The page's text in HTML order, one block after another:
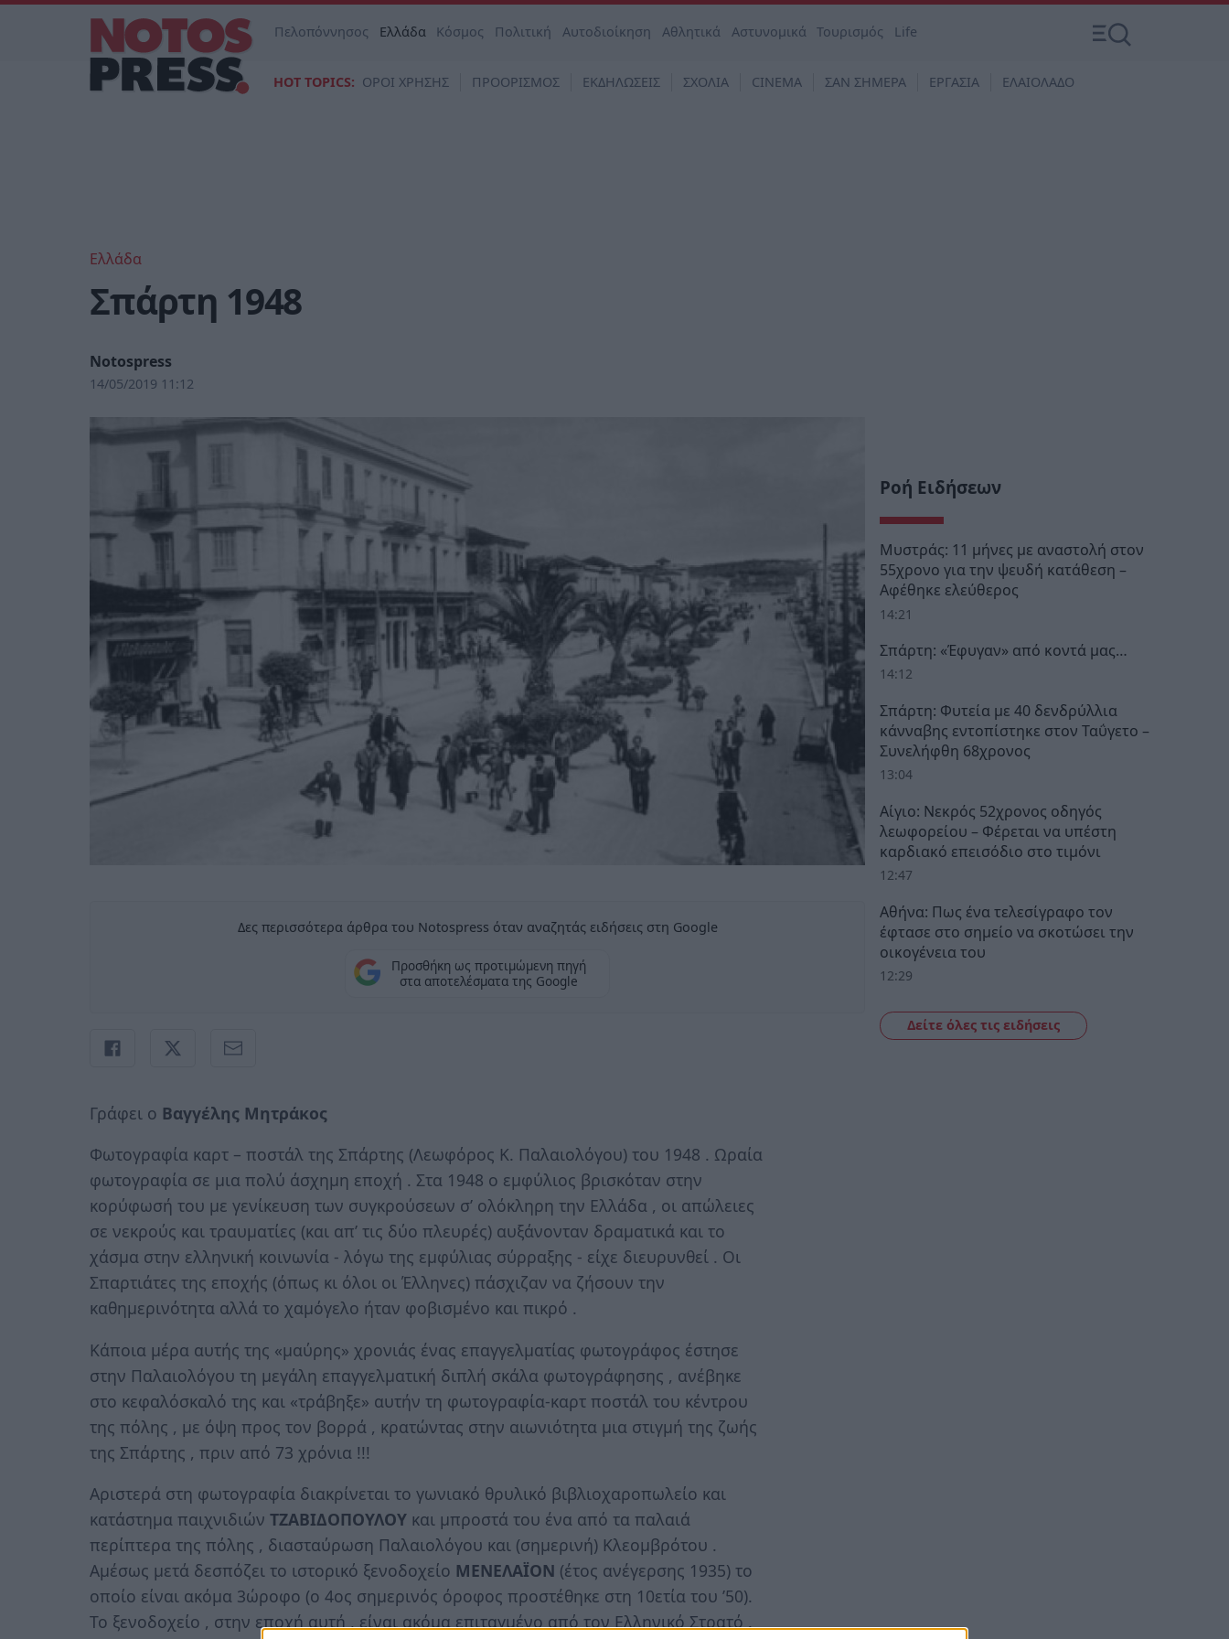
Πελοπόννησος Ελλάδα Κόσμος Πολιτική Αυτοδιοίκηση Αθλητικά Αστυνομικά Τουρισμός Life
HOT TOPICS: ΟΡΟΙ ΧΡΗΣΗΣ ΠΡΟΟΡΙΣΜΟΣ ΕΚΔΗΛΩΣΕΙΣ ΣΧΟΛΙΑ CINEMA ΣΑΝ ΣΗΜΕΡΑ ΕΡΓΑΣΙΑ ΕΛΑΙΟΛΑΔΟ
Ελλάδα
Σπάρτη 1948
Notospress
14/05/2019 11:12
Δες περισσότερα άρθρα του Notospress όταν αναζητάς ειδήσεις στη Google
Προσθήκη ως προτιμώμενη πηγή
στα αποτελέσματα της Google
Γράφει ο Βαγγέλης Μητράκος
Φωτογραφία καρτ – ποστάλ της Σπάρτης (Λεωφόρος Κ. Παλαιολόγου) του 1948 . Ωραία
φωτογραφία σε μια πολύ άσχημη εποχή . Στα 1948 ο εμφύλιος βρισκόταν στην
κορύφωσή του με γενίκευση των συγκρούσεων σ’ ολόκληρη την Ελλάδα , οι απώλειες
σε νεκρούς και τραυματίες (και απ’ τις δύο πλευρές) αυξάνονταν δραματικά και το
χάσμα στην ελληνική κοινωνία - λόγω της εμφύλιας σύρραξης - είχε διευρυνθεί . Οι
Σπαρτιάτες της εποχής (όπως κι όλοι οι Έλληνες) πάσχιζαν να ζήσουν την
καθημερινότητα αλλά το χαμόγελο ήταν φοβισμένο και πικρό .
Κάποια μέρα αυτής της «μαύρης» χρονιάς ένας επαγγελματίας φωτογράφος έστησε
στην Παλαιολόγου τη μεγάλη επαγγελματική διπλή σκάλα φωτογράφησης , ανέβηκε
στο κεφαλόσκαλό της και «τράβηξε» αυτήν τη φωτογραφία-καρτ ποστάλ του κέντρου
της πόλης , με όψη προς τον βορρά , κρατώντας στην αιωνιότητα μια στιγμή της ζωής
της Σπάρτης , πριν από 73 χρόνια !!!
Αριστερά στη φωτογραφία διακρίνεται το γωνιακό θρυλικό βιβλιοχαροπωλείο και
κατάστημα παιχνιδιών ΤΖΑΒΙΔΟΠΟΥΛΟΥ και μπροστά του ένα από τα παλαιά
περίπτερα της πόλης , διασταύρωση Παλαιολόγου και (σημερινή) Κλεομβρότου .
Αμέσως μετά δεσπόζει το ιστορικό ξενοδοχείο ΜΕΝΕΛΑΪΟΝ (έτος ανέγερσης 1935) το
οποίο είναι ακόμα 3ώροφο (ο 4ος σημερινός όροφος προστέθηκε στη 10ετία του ’50).
Το ξενοδοχείο , στην εποχή αυτή , είναι ακόμα επιταγμένο από τον Ελληνικό Στρατό .
Ροή Ειδήσεων
Μυστράς: 11 μήνες με αναστολή στον
55χρονο για την ψευδή κατάθεση –
Αφέθηκε ελεύθερος
14:21
Σπάρτη: «Έφυγαν» από κοντά μας…
14:12
Σπάρτη: Φυτεία με 40 δενδρύλλια
κάνναβης εντοπίστηκε στον Ταΰγετο –
Συνελήφθη 68χρονος
13:04
Αίγιο: Νεκρός 52χρονος οδηγός
λεωφορείου – Φέρεται να υπέστη
καρδιακό επεισόδιο στο τιμόνι
12:47
Αθήνα: Πως ένα τελεσίγραφο τον
έφτασε στο σημείο να σκοτώσει την
οικογένεια του
12:29
Δείτε όλες τις ειδήσεις